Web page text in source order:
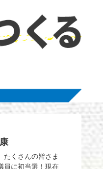
たくさんの皆さま
員に初当選！現在